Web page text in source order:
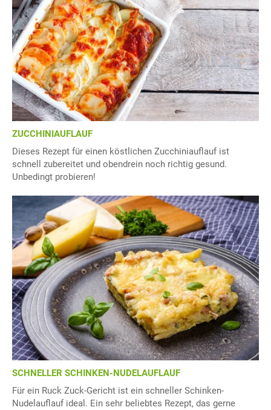
ZUCCHINIAUFLAUF
Dieses Rezept für einen köstlichen Zucchiniauflauf ist
schnell zubereitet und obendrein noch richtig gesund.
Unbedingt probieren!
SCHNELLER SCHINKEN-NUDELAUFLAUF
Für ein Ruck Zuck-Gericht ist ein schneller Schinken-
Nudelauflauf ideal. Ein sehr beliebtes Rezept, das gerne